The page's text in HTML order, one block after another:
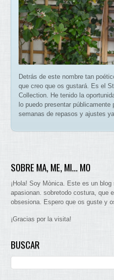
Detrás de este nombre tan
que creo que os gustará. Es el
Collection. He tenido la
lo puedo presentar
semanas de repasos y ajustes
SOBRE MA, ME, MI… MO
¡Hola! Soy Mònica. Este es un
apasionan. sobretodo costura, que
obsesiona. Espero que os guste y
¡Gracias por la visita!
BUSCAR